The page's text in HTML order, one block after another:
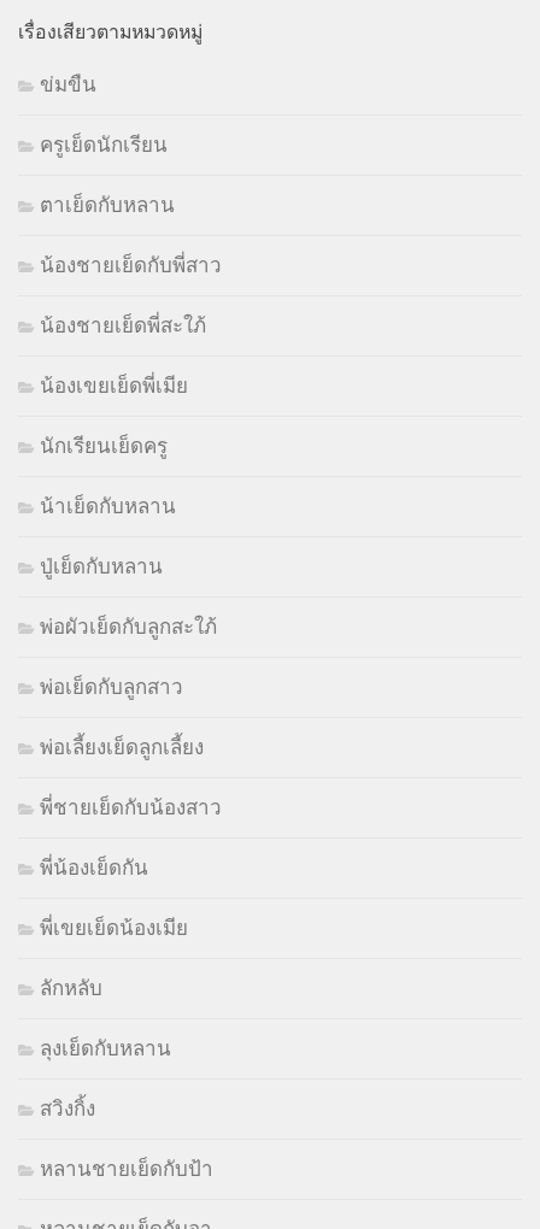
เรื่องเสียวตามหมวดหมู่
ข่มขืน
ครูเย็ดนักเรียน
ตาเย็ดกับหลาน
น้องชายเย็ดกับพี่สาว
น้องชายเย็ดพี่สะใภ้
น้องเขยเย็ดพี่เมีย
นักเรียนเย็ดครู
น้าเย็ดกับหลาน
ปู่เย็ดกับหลาน
พ่อผัวเย็ดกับลูกสะใภ้
พ่อเย็ดกับลูกสาว
พ่อเลี้ยงเย็ดลูกเลี้ยง
พี่ชายเย็ดกับน้องสาว
พี่น้องเย็ดกัน
พี่เขยเย็ดน้องเมีย
ลักหลับ
ลุงเย็ดกับหลาน
สวิงกิ้ง
หลานชายเย็ดกับป้า